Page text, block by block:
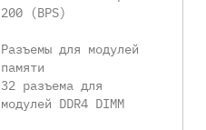
200 (BPS)
Разъемы для модулей
памяти
32 разъема для
модулей DDR4 DIMM